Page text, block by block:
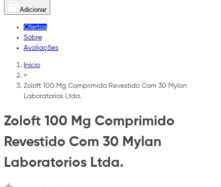
Adicionar
Ofertas
Sobre
Avaliações
Início
>
Zoloft 100 Mg Comprimido Revestido Com 30 Mylan
Laboratorios Ltda.
Zoloft 100 Mg Comprimido
Revestido Com 30 Mylan
Laboratorios Ltda.